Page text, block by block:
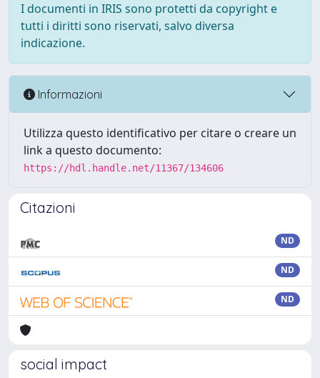
I documenti in IRIS sono protetti da copyright e
tutti i diritti sono riservati, salvo diversa
indicazione.
Informazioni
Utilizza questo identificativo per citare o creare un
link a questo documento:
https://hdl.handle.net/11367/134606
Citazioni
ND
ND
ND
social impact